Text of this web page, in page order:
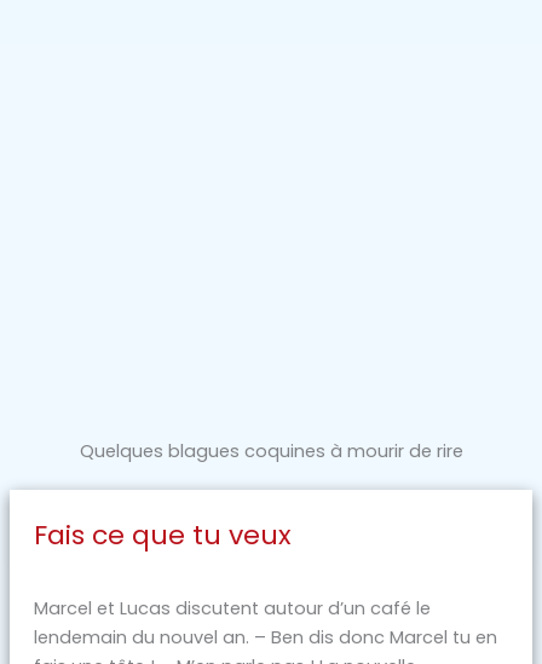
Quelques blagues coquines à mourir de rire
Fais ce que tu veux
Marcel et Lucas discutent autour d’un café le
lendemain du nouvel an. – Ben dis donc Marcel tu en